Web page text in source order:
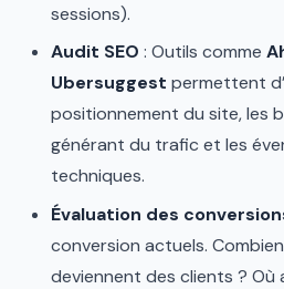
sessions).
Audit SEO : Outils comme
Ubersuggest permettent
positionnement du site, les
générant du trafic et les
techniques.
Évaluation des
conversion actuels.
deviennent des clients ? Où